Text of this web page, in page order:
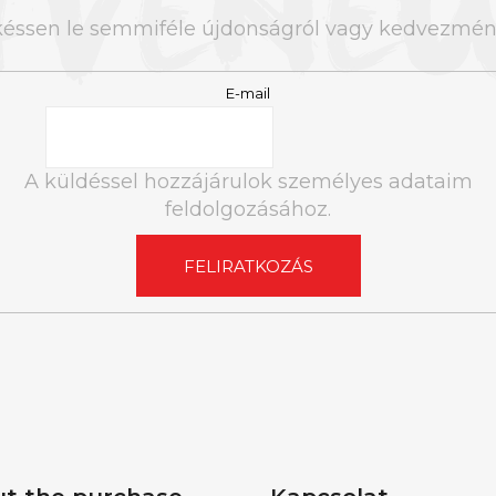
le semmiféle újdonságról vagy
E-mail
A küldéssel hozzájárulok személyes adataim
feldolgozásához.
FELIRATKOZÁS